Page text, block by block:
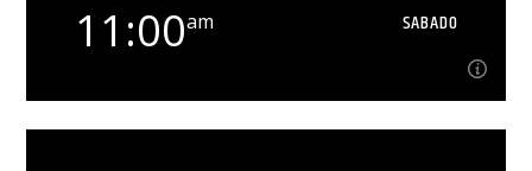
Ver Más
11:00am SABADO
11:00am SABADO